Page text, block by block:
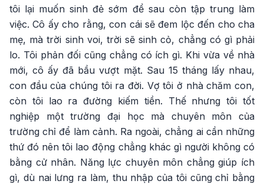
tôi lại muốn sinh đẻ sớm để sau còn tập trung làm
việc. Cô ấy cho rằng, con cái sẽ đem lộc đến cho cha
mẹ, mà trời sinh voi, trời sẽ sinh cỏ, chẳng có gì phải
lo. Tôi phản đối cũng chẳng có ích gì. Khi vừa về nhà
mới, cô ấy đã bầu vượt mặt. Sau 15 tháng lấy nhau,
con đầu của chúng tôi ra đời. Vợ tôi ở nhà chăm con,
còn tôi lao ra đường kiếm tiền. Thế nhưng tôi tốt
nghiệp một trường đại học mà chuyên môn của
trường chỉ để làm cảnh. Ra ngoài, chẳng ai cần những
thứ đó nên tôi lao động chẳng khác gì người không có
bằng cử nhân. Năng lực chuyên môn chẳng giúp ích
gì, dù nai lưng ra làm, thu nhập của tôi cũng chỉ bằng